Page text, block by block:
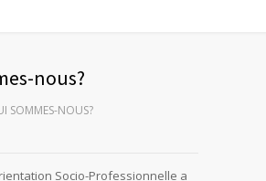
nous?
SOMMES-NOUS?
Socio-Professionnelle a